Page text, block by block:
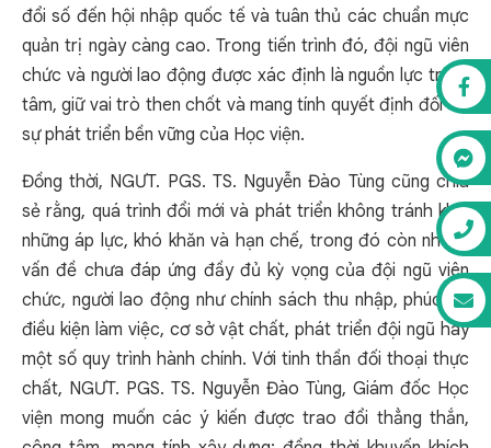
đổi số đến hội nhập quốc tế và tuân thủ các chuẩn mực
quản trị ngày càng cao. Trong tiến trình đó, đội ngũ viên
chức và người lao động được xác định là nguồn lực trung
tâm, giữ vai trò then chốt và mang tính quyết định đối với
sự phát triển bền vững của Học viện.
Đồng thời, NGƯT. PGS. TS. Nguyễn Đào Tùng cũng chia
sẻ rằng, quá trình đổi mới và phát triển không tránh khỏi
những áp lực, khó khăn và hạn chế, trong đó còn những
vấn đề chưa đáp ứng đầy đủ kỳ vọng của đội ngũ viên
chức, người lao động như chính sách thu nhập, phúc lợi,
điều kiện làm việc, cơ sở vật chất, phát triển đội ngũ hay
một số quy trình hành chính. Với tinh thần đối thoại thực
chất, NGƯT. PGS. TS. Nguyễn Đào Tùng, Giám đốc Học
viện mong muốn các ý kiến được trao đổi thẳng thắn,